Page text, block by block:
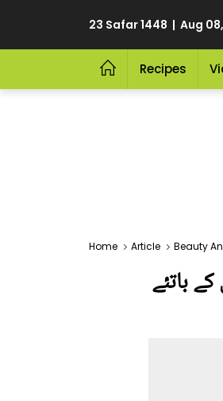
23 Safar 1448 | Aug
Recipes
Home Article Beauty
باتئے